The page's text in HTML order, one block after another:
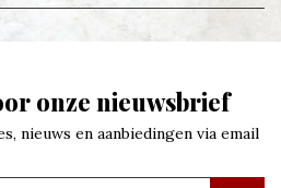
onze nieuwsbrief
nieuws en aanbiedingen via email